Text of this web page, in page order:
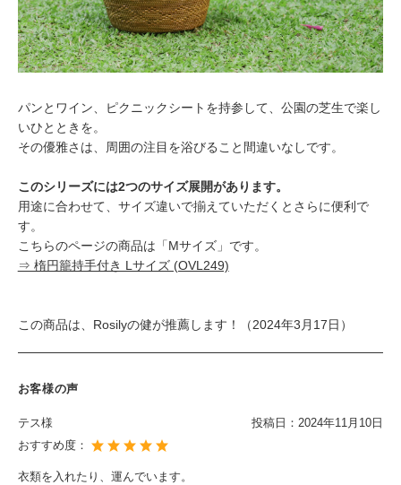
パンとワイン、ピクニックシートを持参して、公園の芝生で楽し
いひとときを。
その優雅さは、周囲の注目を浴びること間違いなしです。
このシリーズには2つのサイズ展開があります。
用途に合わせて、サイズ違いで揃えていただくとさらに便利で
す。
こちらのページの商品は「Mサイズ」です。
⇒ 楕円籠持手付き Lサイズ (OVL249)
この商品は、Rosilyの健が推薦します！（2024年3月17日）
お客様の声
テス様 投稿日： 2024年11月10日
おすすめ度：
衣類を入れたり、運んでいます。